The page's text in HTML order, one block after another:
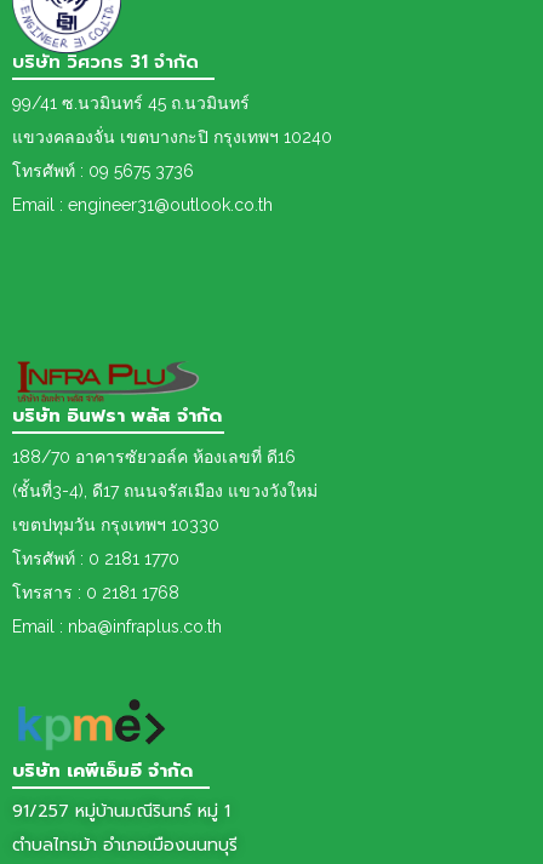
บริษัท วิศวกร 31 จำกัด
99/41 ซ.นวมินทร์ 45 ถ.นวมินทร์
แขวงคลองจั่น เขตบางกะปิ กรุงเทพฯ 10240
โทรศัพท์ : 09 5675 3736
Email : engineer31@outlook.co.th
บริษัท อินฟรา พลัส จำกัด
188/70 อาคารซัยวอล์ค ห้องเลขที่ ดี16
(ชั้นที่3-4), ดี17 ถนนจรัสเมือง แขวงวังใหม่
เขตปทุมวัน กรุงเทพฯ 10330
โทรศัพท์ : 0 2181 1770
โทรสาร : 0 2181 1768
Email : nba@infraplus.co.th
บริษัท เคพีเอ็มอี จำกัด
91/257 หมู่บ้านมณีรินทร์ หมู่ 1
ตำบลไทรม้า อำเภอเมืองนนทบุรี